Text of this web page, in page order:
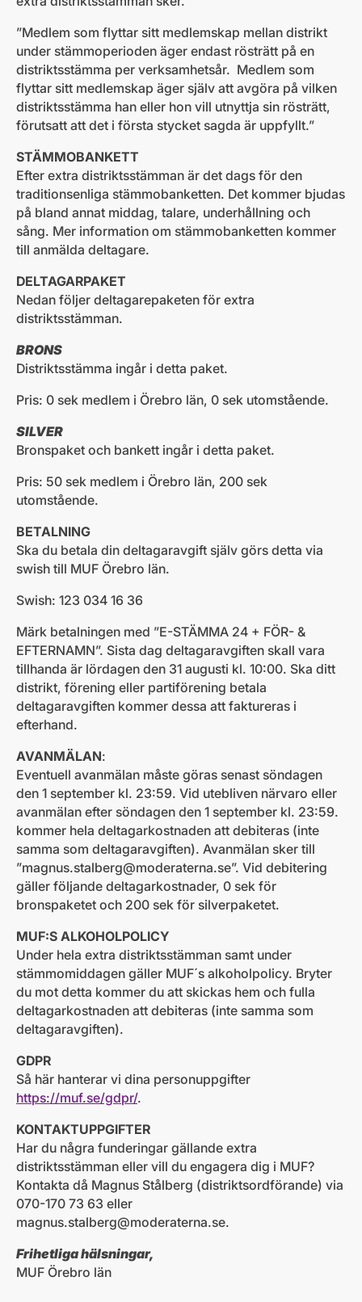
”Medlem som flyttar sitt medlemskap mellan distrikt
under stämmoperioden äger endast rösträtt på en
distriktsstämma per verksamhetsår. Medlem som
flyttar sitt medlemskap äger själv att avgöra på vilken
distriktsstämma han eller hon vill utnyttja sin rösträtt,
förutsatt att det i första stycket sagda är uppfyllt.”
STÄMMOBANKETT
Efter extra distriktsstämman är det dags för den
traditionsenliga stämmobanketten. Det kommer bjudas
på bland annat middag, talare, underhållning och
sång. Mer information om stämmobanketten kommer
till anmälda deltagare.
DELTAGARPAKET
Nedan följer deltagarepaketen för extra
distriktsstämman.
BRONS
Distriktsstämma ingår i detta paket.
Pris: 0 sek medlem i Örebro län, 0 sek utomstående.
SILVER
Bronspaket och bankett ingår i detta paket.
Pris: 50 sek medlem i Örebro län, 200 sek
utomstående.
BETALNING
Ska du betala din deltagaravgift själv görs detta via
swish till MUF Örebro län.
Swish: 123 034 16 36
Märk betalningen med ”E-STÄMMA 24 + FÖR- &
EFTERNAMN”. Sista dag deltagaravgiften skall vara
tillhanda är lördagen den 31 augusti kl. 10:00. Ska ditt
distrikt, förening eller partiförening betala
deltagaravgiften kommer dessa att faktureras i
efterhand.
AVANMÄLAN:
Eventuell avanmälan måste göras senast söndagen
den 1 september kl. 23:59. Vid utebliven närvaro eller
avanmälan efter söndagen den 1 september kl. 23:59.
kommer hela deltagarkostnaden att debiteras (inte
samma som deltagaravgiften). Avanmälan sker till
”magnus.stalberg@moderaterna.se”. Vid debitering
gäller följande deltagarkostnader, 0 sek för
bronspaketet och 200 sek för silverpaketet.
MUF:S ALKOHOLPOLICY
Under hela extra distriktsstämman samt under
stämmomiddagen gäller MUF´s alkoholpolicy. Bryter
du mot detta kommer du att skickas hem och fulla
deltagarkostnaden att debiteras (inte samma som
deltagaravgiften).
GDPR
Så här hanterar vi dina personuppgifter
https://muf.se/gdpr/.
KONTAKTUPPGIFTER
Har du några funderingar gällande extra
distriktsstämman eller vill du engagera dig i MUF?
Kontakta då Magnus Stålberg (distriktsordförande) via
070-170 73 63 eller
magnus.stalberg@moderaterna.se.
Frihetliga hälsningar,
MUF Örebro län